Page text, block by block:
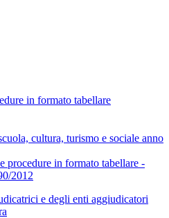
in formato tabellare
cultura, turismo e sociale anno
procedure in formato tabellare -
2012
e degli enti aggiudicatori